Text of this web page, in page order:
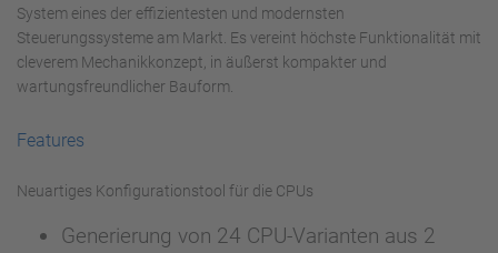
System eines der effizientesten und modernsten
Steuerungssysteme am Markt. Es vereint höchste Funktionalität mit
cleverem Mechanikkonzept, in äußerst kompakter und
wartungsfreundlicher Bauform.
Features
Neuartiges Konfigurationstool für die CPUs
Generierung von 24 CPU-Varianten aus 2